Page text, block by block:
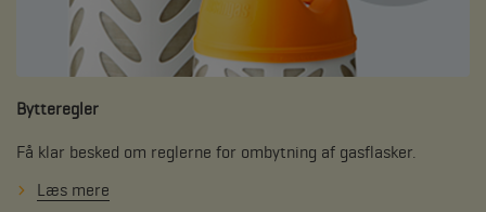
Bytteregler
Få klar besked om reglerne for ombytning af gasflasker.
Læs mere